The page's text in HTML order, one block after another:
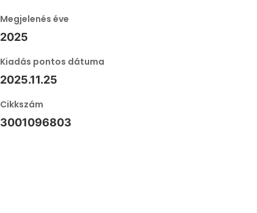
Megjelenés éve
2025
Kiadás pontos dátuma
2025.11.25
Cikkszám
3001096803